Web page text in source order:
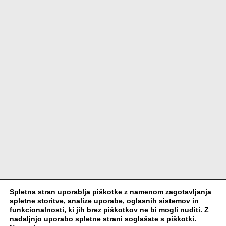
Spletna stran uporablja piškotke z namenom zagotavljanja
spletne storitve, analize uporabe, oglasnih sistemov in
funkcionalnosti, ki jih brez piškotkov ne bi mogli nuditi. Z
nadaljnjo uporabo spletne strani soglašate s piškotki.